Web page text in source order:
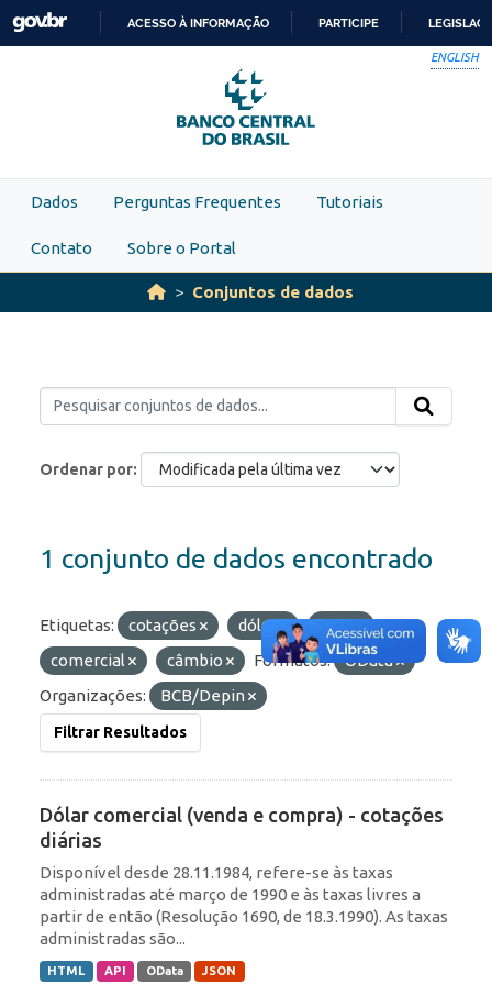
Skip to main content
PARA
O
CONTEÚDO
ACESSO À INFORMAÇÃO PARTICIPE
ENGLISH
Dados Perguntas Frequentes Tutoriais
Contato Sobre o Portal
Conjuntos de dados
Ordenar por
1 conjunto de dados encontrado
Etiquetas: cotações dólar
ptax
comercial
câmbio Formatos:
OData
Organizações:
BCB/Depin
Filtrar Resultados
Dólar comercial (venda e compra) - cotações
diárias
Disponível desde 28.11.1984, refere-se às taxas
administradas até março de 1990 e às taxas livres a
partir de então (Resolução 1690, de 18.3.1990). As taxas
administradas são...
HTML API OData JSON